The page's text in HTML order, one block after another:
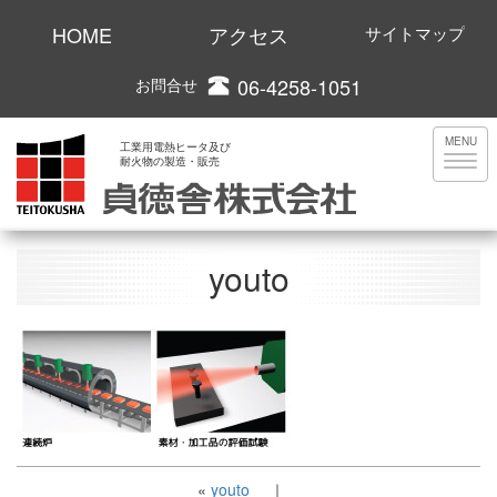
HOME アクセス サイトマップ
お問合せ 06-4258-1051
工業用電熱ヒータ及び
耐火物の製造・販売
MENU
youto
« youto ｜